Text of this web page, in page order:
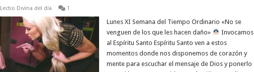
Lectio Divina del día 1
Lunes XI Semana del Tiempo Ordinario «No se
venguen de los que les hacen daño»
Invocamos
al Espíritu Santo Espíritu Santo ven a estos
momentos donde nos disponemos de corazón y
mente para escuchar el mensaje de Dios y ponerlo